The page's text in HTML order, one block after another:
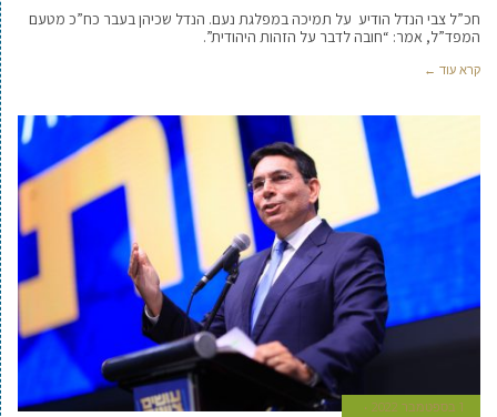
חכ”ל צבי הנדל הודיע על תמיכה במפלגת נעם. הנדל שכיהן בעבר כח”כ מטעם
המפד”ל, אמר: “חובה לדבר על הזהות היהודית”.
קרא עוד ←
1 בספטמבר 2022